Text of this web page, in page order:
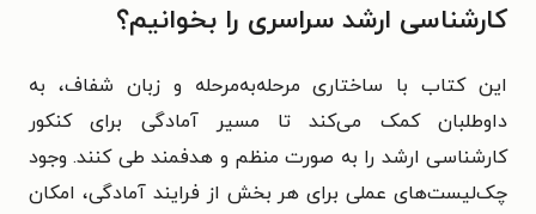
کارشناسی ارشد سراسری را بخوانیم؟
این کتاب با ساختاری مرحله‌به‌مرحله و زبان شفاف، به
داوطلبان کمک می‌کند تا مسیر آمادگی برای کنکور
کارشناسی ارشد را به صورت منظم و هدفمند طی کنند. وجود
چک‌لیست‌های عملی برای هر بخش از فرایند آمادگی، امکان